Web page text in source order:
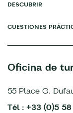
DESCUBRIR
CUESTIONES
Oficina de
55 Place G.
Tél : +33 (0)5